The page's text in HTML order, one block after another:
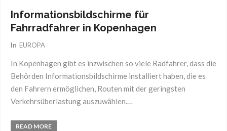
Informationsbildschirme für
Fahrradfahrer in Kopenhagen
In EUROPA
In Kopenhagen gibt es inzwischen so viele Radfahrer, dass die
Behörden Informationsbildschirme installiert haben, die es
den Fahrern ermöglichen, Routen mit der geringsten
Verkehrsüberlastung auszuwählen.…
READ MORE